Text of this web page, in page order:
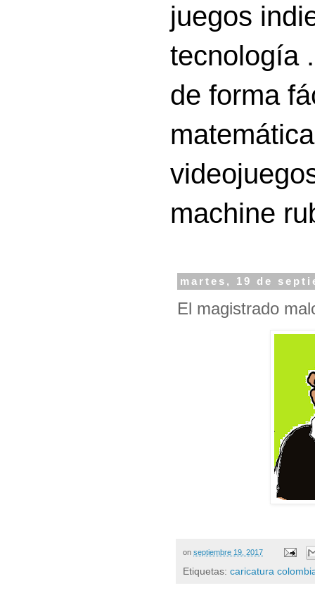
juegos
tecnología
de forma
machine
martes, 19 de
El magistrado
on septiembre 19, 2017
Etiquetas: caricatura